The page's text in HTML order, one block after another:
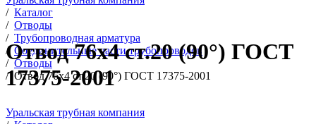
/ Каталог
/ Отводы
/ Трубопроводная арматура
/ Соединительные части трубопроводов
/ Отводы
/ Отвод 76х4 ст.20 (90°) ГОСТ 17375-2001
Отвод 76х4 ст.20 (90°) ГОСТ
17375-2001
Уральская трубная компания
/ Каталог